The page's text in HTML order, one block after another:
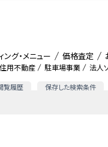
用不動産 駐車場事業 法人
覧履歴 保存した検索条件
ング・メニュー 価格査定